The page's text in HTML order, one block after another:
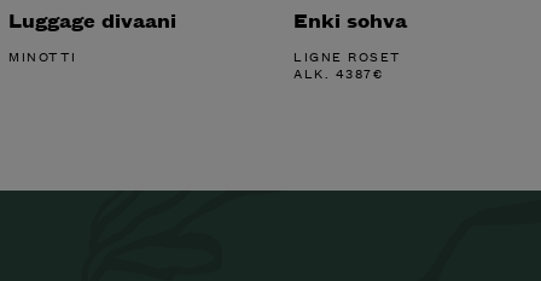
Luggage divaani
MINOTTI
Enki sohva
LIGNE ROSET
ALK. 4387€